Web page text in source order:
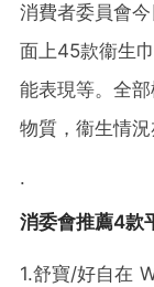
消費者委員會
面上45款衞生
能表現等。全
物質，衞生情況
.
消委會推薦4款
1.舒寶/好自在